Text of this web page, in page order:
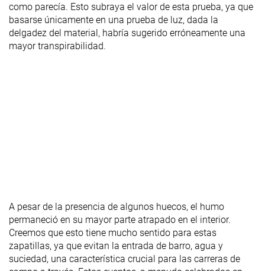
como parecía. Esto subraya el valor de esta prueba, ya que
basarse únicamente en una prueba de luz, dada la
delgadez del material, habría sugerido erróneamente una
mayor transpirabilidad.
A pesar de la presencia de algunos huecos, el humo
permaneció en su mayor parte atrapado en el interior.
Creemos que esto tiene mucho sentido para estas
zapatillas, ya que evitan la entrada de barro, agua y
suciedad, una característica crucial para las carreras de